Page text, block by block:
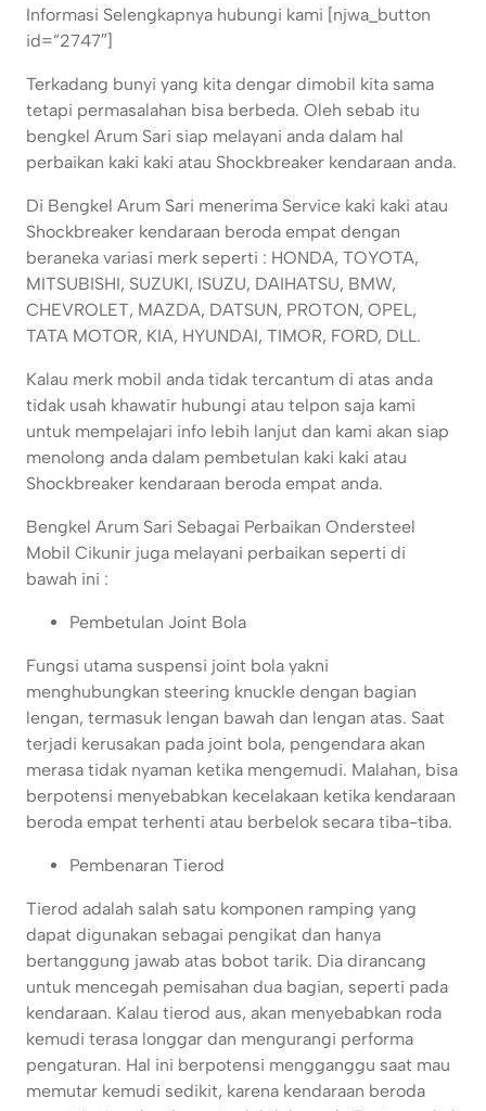
Informasi Selengkapnya hubungi kami [njwa_button
id=”2747″]
Terkadang bunyi yang kita dengar dimobil kita sama
tetapi permasalahan bisa berbeda. Oleh sebab itu
bengkel Arum Sari siap melayani anda dalam hal
perbaikan kaki kaki atau Shockbreaker kendaraan anda.
Di Bengkel Arum Sari menerima Service kaki kaki atau
Shockbreaker kendaraan beroda empat dengan
beraneka variasi merk seperti : HONDA, TOYOTA,
MITSUBISHI, SUZUKI, ISUZU, DAIHATSU, BMW,
CHEVROLET, MAZDA, DATSUN, PROTON, OPEL,
TATA MOTOR, KIA, HYUNDAI, TIMOR, FORD, DLL.
Kalau merk mobil anda tidak tercantum di atas anda
tidak usah khawatir hubungi atau telpon saja kami
untuk mempelajari info lebih lanjut dan kami akan siap
menolong anda dalam pembetulan kaki kaki atau
Shockbreaker kendaraan beroda empat anda.
Bengkel Arum Sari Sebagai Perbaikan Ondersteel
Mobil Cikunir juga melayani perbaikan seperti di
bawah ini :
Pembetulan Joint Bola
Fungsi utama suspensi joint bola yakni
menghubungkan steering knuckle dengan bagian
lengan, termasuk lengan bawah dan lengan atas. Saat
terjadi kerusakan pada joint bola, pengendara akan
merasa tidak nyaman ketika mengemudi. Malahan, bisa
berpotensi menyebabkan kecelakaan ketika kendaraan
beroda empat terhenti atau berbelok secara tiba-tiba.
Pembenaran Tierod
Tierod adalah salah satu komponen ramping yang
dapat digunakan sebagai pengikat dan hanya
bertanggung jawab atas bobot tarik. Dia dirancang
untuk mencegah pemisahan dua bagian, seperti pada
kendaraan. Kalau tierod aus, akan menyebabkan roda
kemudi terasa longgar dan mengurangi performa
pengaturan. Hal ini berpotensi mengganggu saat mau
memutar kemudi sedikit, karena kendaraan beroda